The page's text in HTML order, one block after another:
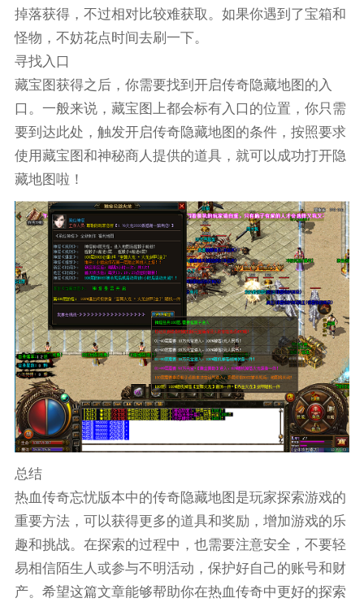
掉落获得，不过相对比较难获取。如果你遇到了宝箱和
怪物，不妨花点时间去刷一下。
寻找入口
藏宝图获得之后，你需要找到开启传奇隐藏地图的入
口。一般来说，藏宝图上都会标有入口的位置，你只需
要到达此处，触发开启传奇隐藏地图的条件，按照要求
使用藏宝图和神秘商人提供的道具，就可以成功打开隐
藏地图啦！
总结
热血传奇忘忧版本中的传奇隐藏地图是玩家探索游戏的
重要方法，可以获得更多的道具和奖励，增加游戏的乐
趣和挑战。在探索的过程中，也需要注意安全，不要轻
易相信陌生人或参与不明活动，保护好自己的账号和财
产。希望这篇文章能够帮助你在热血传奇中更好的探索